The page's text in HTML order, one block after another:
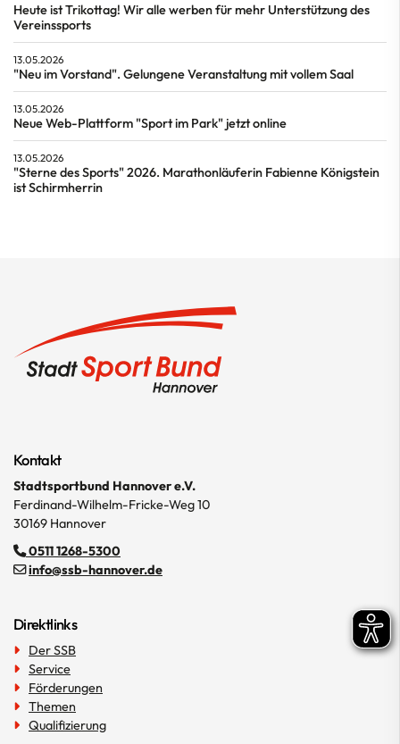
Heute ist Trikottag! Wir alle werben für mehr Unterstützung des
Vereinssports
13.05.2026
"Neu im Vorstand". Gelungene Veranstaltung mit vollem Saal
13.05.2026
Neue Web-Plattform "Sport im Park" jetzt online
13.05.2026
"Sterne des Sports" 2026. Marathonläuferin Fabienne Königstein
ist Schirmherrin
Kontakt
Stadtsportbund Hannover e.V.
Ferdinand-Wilhelm-Fricke-Weg 10
30169 Hannover
0511 1268-5300
info@ssb-hannover.de
Direktlinks
Der SSB
Service
Förderungen
Themen
Qualifizierung